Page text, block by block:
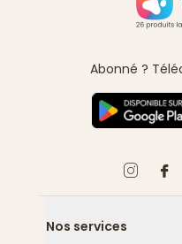
Abonné ?
Nos services